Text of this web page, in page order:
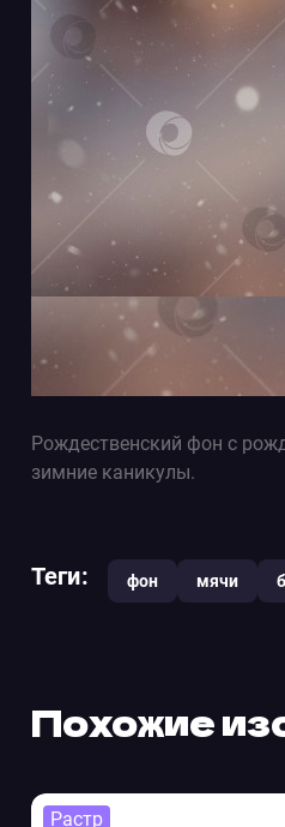
Рождественский фон с
зимние каникулы.
Теги: фон мячи
Похожие
Растр